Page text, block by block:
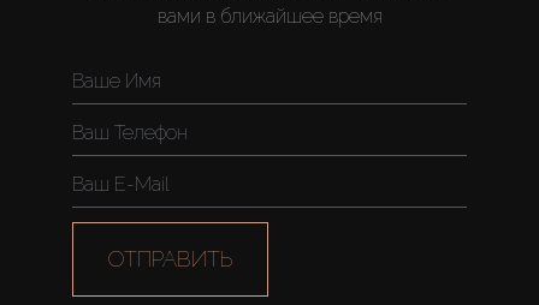
вами в ближайшее время
ОТПРАВИТЬ